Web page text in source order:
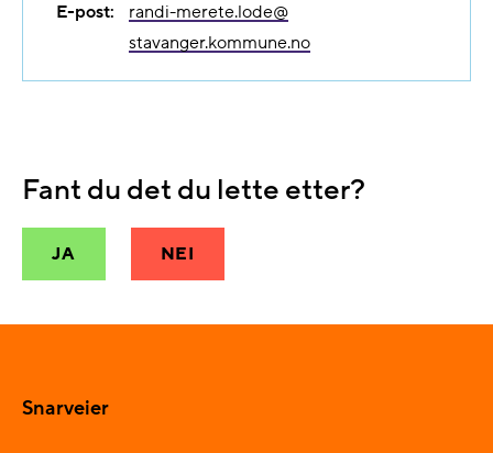
E-post:
randi-merete.lode@​
stavanger.kommune.no
Fant du det du lette etter?
JA NEI
Snarveier